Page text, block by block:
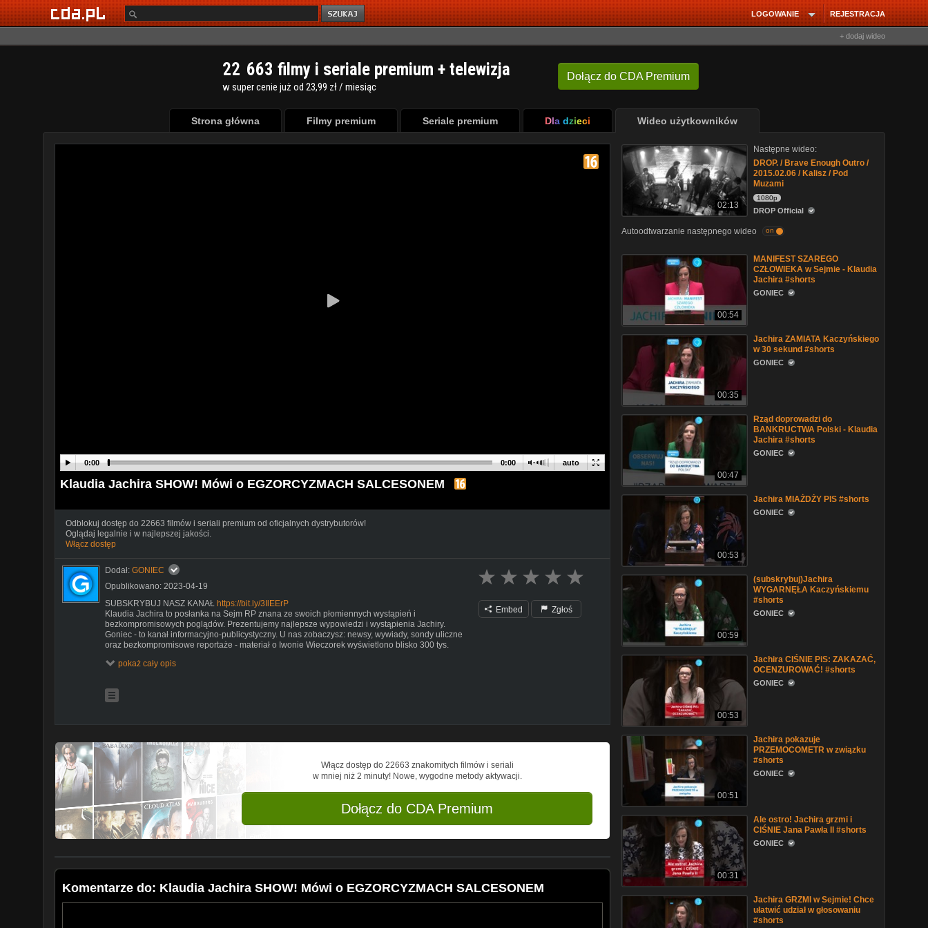
REJESTRACJA
LOGOWANIE
+ dodaj wideo
Dołącz do CDA Premium
22 663 filmy i seriale premium + telewizja
w super cenie już od 23,99 zł / miesiąc
Strona główna Filmy premium Seriale premium Dla dzieci Wideo użytkowników
auto
0:00 0:00
Klaudia Jachira SHOW! Mówi o EGZORCYZMACH SALCESONEM
Odblokuj dostęp do 22663 filmów i seriali premium od oficjalnych dystrybutorów!
Oglądaj legalnie i w najlepszej jakości.
Włącz dostęp
Dodał: GONIEC
Opublikowano: 2023-04-19
SUBSKRYBUJ NASZ KANAŁ https://bit.ly/3IlEErP
Klaudia Jachira to posłanka na Sejm RP znana ze swoich płomiennych wystąpień i
bezkompromisowych poglądów. Prezentujemy najlepsze wypowiedzi i wystąpienia Jachiry.
Goniec - to kanał informacyjno-publicystyczny. U nas zobaczysz: newsy, wywiady, sondy uliczne
oraz bezkompromisowe reportaże - materiał o Iwonie Wieczorek wyświetlono blisko 300 tys.
Na kanale Gońca obejrzysz także serię sond ulicznych Pytamy zwykłych ludzi. To głos i
Wydarzenia, polityka, gospodarka, Sejm, newsy, debaty, konferencje, relacje na żywo,
unikatowe shorts, w tych tematach czujemy się najlepiej!
#jachira #sejm #egzorcyzmy
pokaż cały opis
Embed Zgłoś
Włącz dostęp do 22663 znakomitych filmów i seriali
w mniej niż 2 minuty! Nowe, wygodne metody aktywacji.
Dołącz do CDA Premium
Komentarze do: Klaudia Jachira SHOW! Mówi o EGZORCYZMACH SALCESONEM
02:13
Następne wideo:
DROP. / Brave Enough Outro /
2015.02.06 / Kalisz / Pod
Muzami
1080p
DROP Official
Autoodtwarzanie następnego wideo on
00:54
MANIFEST SZAREGO
CZŁOWIEKA w Sejmie - Klaudia
Jachira #shorts
GONIEC
00:35
Jachira ZAMIATA Kaczyńskiego
w 30 sekund #shorts
GONIEC
00:47
Rząd doprowadzi do
BANKRUCTWA Polski - Klaudia
Jachira #shorts
GONIEC
00:53
Jachira MIAŻDŻY PIS #shorts
GONIEC
00:59
(subskrybuj)Jachira
WYGARNĘŁA Kaczyńskiemu
#shorts
GONIEC
00:53
Jachira CIŚNIE PiS: ZAKAZAĆ,
OCENZUROWAĆ! #shorts
GONIEC
00:51
Jachira pokazuje
PRZEMOCOMETR w związku
#shorts
GONIEC
00:31
Ale ostro! Jachira grzmi i
CIŚNIE Jana Pawła II #shorts
GONIEC
Jachira GRZMI w Sejmie! Chce
ułatwić udział w głosowaniu
#shorts